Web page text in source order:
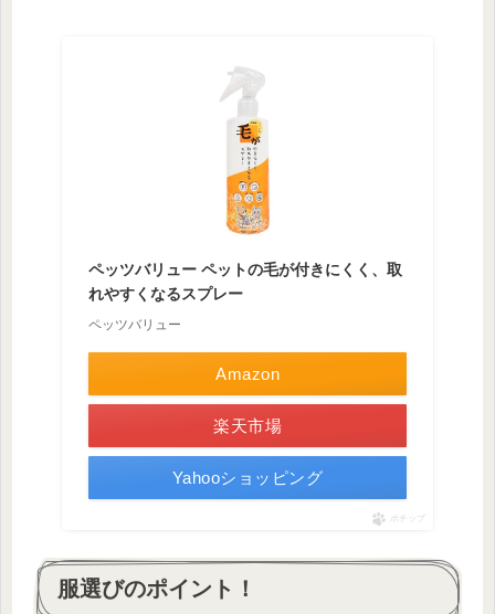
ペッツバリュー ペットの毛が付きにくく、取
れやすくなるスプレー
ペッツバリュー
Amazon
楽天市場
Yahooショッピング
ポチップ
服選びのポイント！